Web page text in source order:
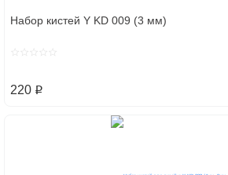
Набор кистей Y KD 009 (3 мм)
220 p